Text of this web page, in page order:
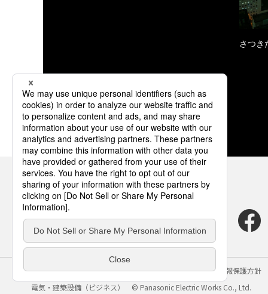
さつき
サイトのご利用にあたって クッキーポリシー
個人情報保護方針
電気・建築設備（ビジネス）
© Panasonic Electric Works Co., Ltd.